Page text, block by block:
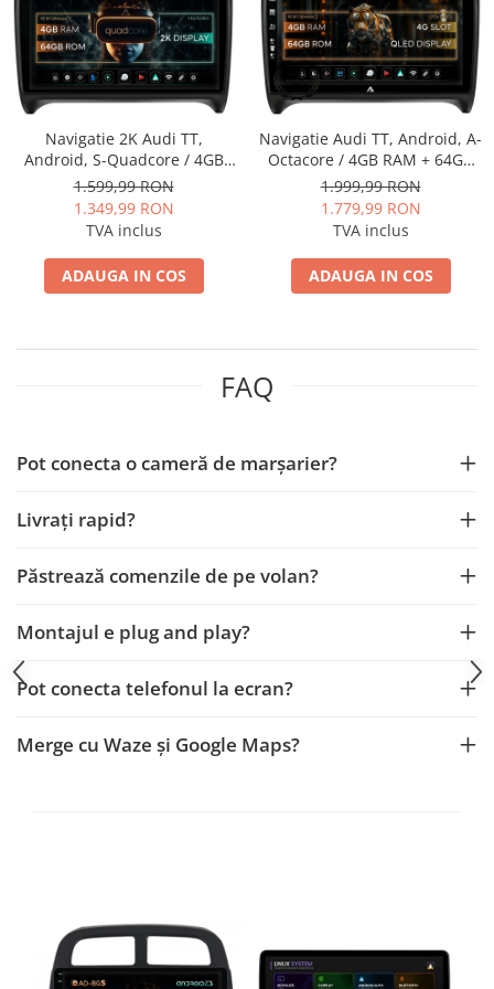
Mitsubishi
Land Rover
Mazda
Isuzu
Porsche
Ssangyong
Rame adaptoare Mazda
Rame adaptoare Kia
Rame adaptoare Alfa Romeo
Rame adaptoare Nissan
Rame adaptoare Fiat
Rame adaptoare Hyundai
Rame adaptoare Subaru
Rame adaptoare Iveco
Rame adaptoare Smart
Navigatie 2K Audi TT,
Android, S-Quadcore / 4GB
RAM + 64GB ROM, 9.5 Inch -
AD-BGS90042K+AD-
BGRKIT426
1.599,99 RON
1.349,99 RON
TVA inclus
ADAUGA IN COS
Navigatie Audi TT, Android, A-
Octacore / 4GB RAM + 64GB
ROM, 9 Inch - AD-
BGA9004+AD-BGRKIT426
1.999,99 RON
1.779,99 RON
TVA inclus
ADAUGA IN COS
FAQ
Pot conecta o cameră de marșarier?
Livrați rapid?
Păstrează comenzile de pe volan?
Montajul e plug and play?
Pot conecta telefonul la ecran?
Merge cu Waze și Google Maps?